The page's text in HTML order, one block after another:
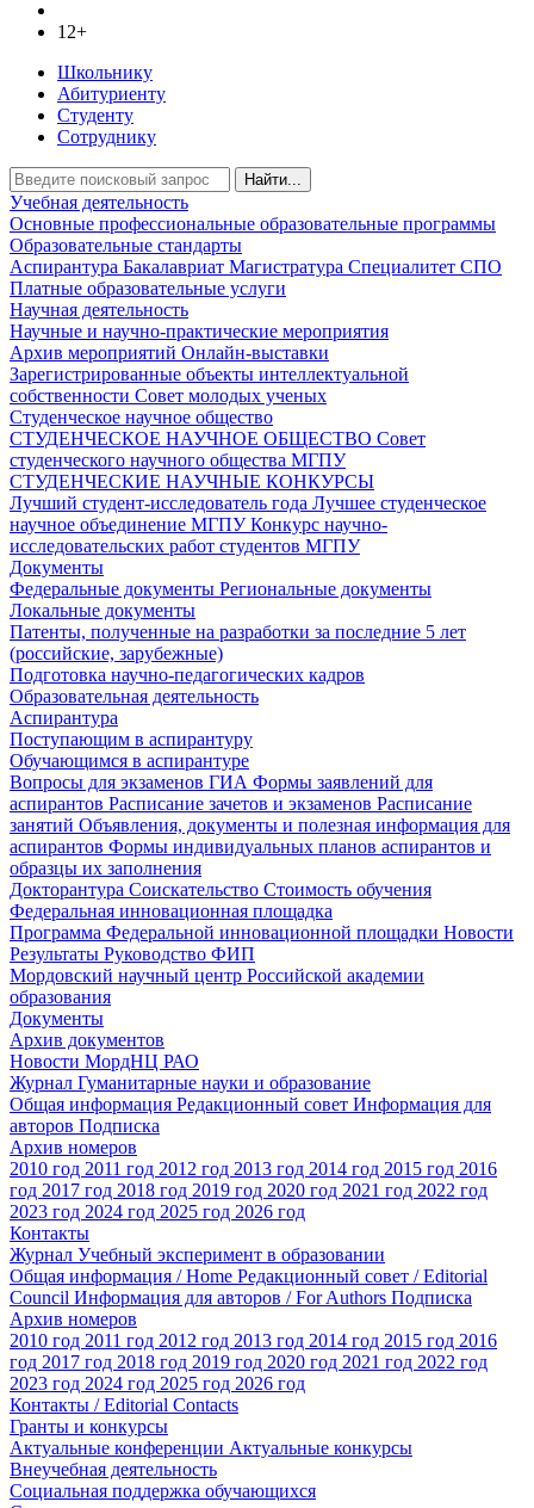
12+
Школьнику
Абитуриенту
Студенту
Сотруднику
Найти...
Учебная деятельность
Основные профессиональные образовательные программы
Образовательные стандарты
Аспирантура Бакалавриат Магистратура Специалитет СПО
Платные образовательные услуги
Научная деятельность
Научные и научно-практические мероприятия
Архив мероприятий Онлайн-выставки
Зарегистрированные объекты интеллектуальной
собственности Совет молодых ученых
Студенческое научное общество
СТУДЕНЧЕСКОЕ НАУЧНОЕ ОБЩЕСТВО Совет
студенческого научного общества МГПУ
СТУДЕНЧЕСКИЕ НАУЧНЫЕ КОНКУРСЫ
Лучший студент-исследователь года Лучшее студенческое
научное объединение МГПУКонкурс научно-
исследовательских работ студентов МГПУ
Документы
Федеральные документы Региональные документы
Локальные документы
Патенты, полученные на разработки за последние 5 лет
(российские, зарубежные)
Подготовка научно-педагогических кадров
Образовательная деятельность
Аспирантура
Поступающим в аспирантуру
Обучающимся в аспирантуре
Вопросы для экзаменов ГИА Формы заявлений для
аспирантов Расписание зачетов и экзаменов Расписание
занятий Объявления, документы и полезная информация для
аспирантов Формы индивидуальных планов аспирантов и
образцы их заполнения
Докторантура Соискательство Стоимость обучения
Федеральная инновационная площадка
Программа Федеральной инновационной площадки Новости
Результаты Руководство ФИП
Мордовский научный центр Российской академии
образования
Документы
Архив документов
Новости МордНЦ РАО
Журнал Гуманитарные науки и образование
Общая информация Редакционный совет Информация для
авторов Подписка
Архив номеров
2010 год 2011 год 2012 год 2013 год 2014 год 2015 год 2016
год 2017 год 2018 год 2019 год 2020 год 2021 год 2022 год
2023 год 2024 год 2025 год 2026 год
Контакты
Журнал Учебный эксперимент в образовании
Общая информация / Home Редакционный совет / Editorial
Council Информация для авторов / For Authors Подписка
Архив номеров
2010 год 2011 год 2012 год 2013 год 2014 год 2015 год 2016
год 2017 год 2018 год 2019 год 2020 год 2021 год 2022 год
2023 год 2024 год 2025 год 2026 год
Контакты / Editorial Contacts
Гранты и конкурсы
Актуальные конференции Актуальные конкурсы
Внеучебная деятельность
Социальная поддержка обучающихся